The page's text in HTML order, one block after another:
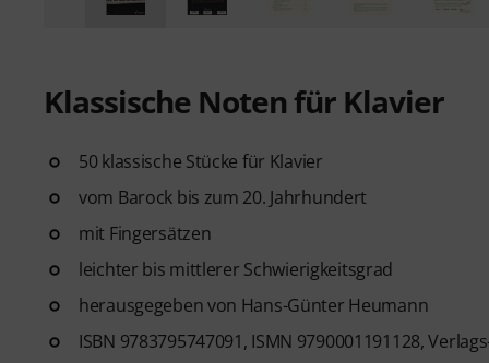
Klassische Noten für Klavier
50 klassische Stücke für Klavier
vom Barock bis zum 20. Jahrhundert
mit Fingersätzen
leichter bis mittlerer Schwierigkeitsgrad
herausgegeben von Hans-Günter Heumann
ISBN 9783795747091, ISMN 9790001191128,